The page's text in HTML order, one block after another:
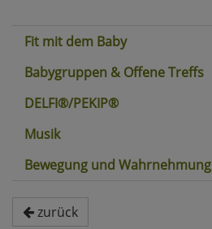
Fit mit dem Baby
Babygruppen & Offene Treffs
DELFI®/PEKIP®
Musik
Bewegung und Wahrnehmung
zurück